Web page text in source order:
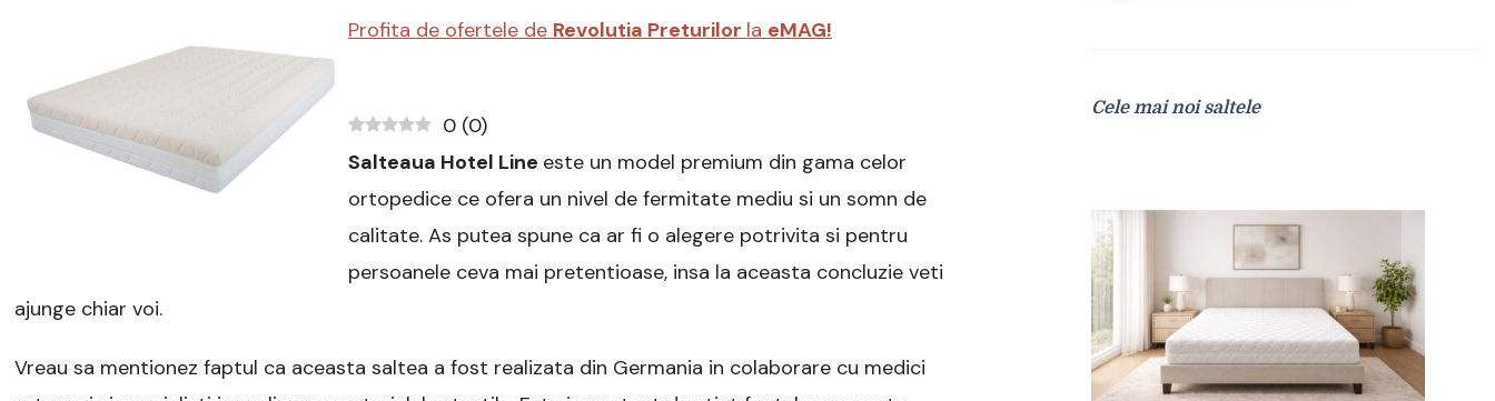
HD
®
Profita de ofertele de Revolutia Preturilor la eMAG!
0 (0)
Salteaua Hotel Line este un model premium din gama celor
ortopedice ce ofera un nivel de fermitate mediu si un somn de
calitate. As putea spune ca ar fi o alegere potrivita si pentru
persoanele ceva mai pretentioase, insa la aceasta concluzie veti
ajunge chiar voi.
Vreau sa mentionez faptul ca aceasta saltea a fost realizata din Germania in colaborare cu medici
Cele mai noi saltele